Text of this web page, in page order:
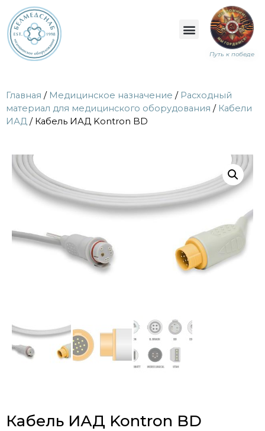
Путь к победе
Главная / Медицинское назначение / Расходный
материал для медицинского оборудования / Кабели
ИАД / Кабель ИАД Kontron BD
Кабель ИАД Kontron BD